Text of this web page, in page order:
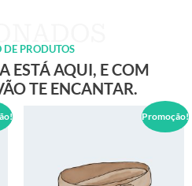
DE PRODUTOS
ESTÁ AQUI, E COM
TE ENCANTAR.
Promoção!